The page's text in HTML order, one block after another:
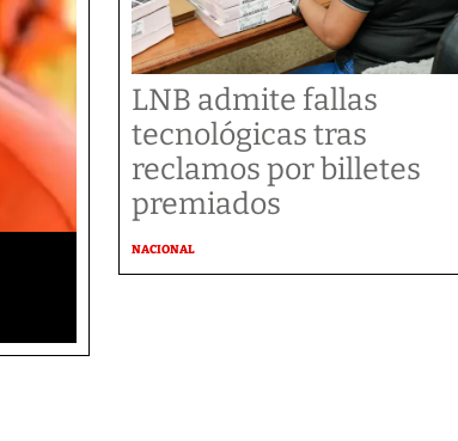
LNB admite fallas
tecnológicas tras
reclamos por billetes
premiados
NACIONAL